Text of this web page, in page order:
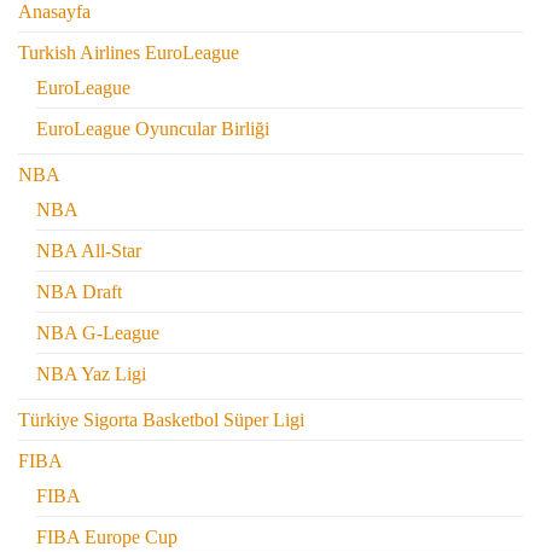
Anasayfa
Turkish Airlines EuroLeague
EuroLeague
EuroLeague Oyuncular Birliği
NBA
NBA
NBA All-Star
NBA Draft
NBA G-League
NBA Yaz Ligi
Türkiye Sigorta Basketbol Süper Ligi
FIBA
FIBA
FIBA Europe Cup